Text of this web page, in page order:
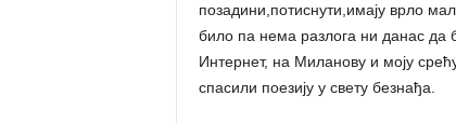
позадини,потиснути,имају врло
било па нема разлога ни данас да
Интернет, на Миланову и моју
спасили поезију у свету безнађа.